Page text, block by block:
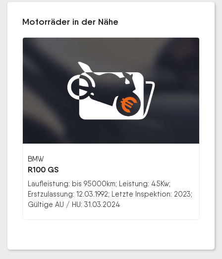
Motorräder in der Nähe
BMW
R100 GS
Laufleistung: bis 95000km; Leistung: 45Kw;
Erstzulassung: 12.03.1992; Letzte Inspektion: 2023;
Gültige AU / HU: 31.03.2024